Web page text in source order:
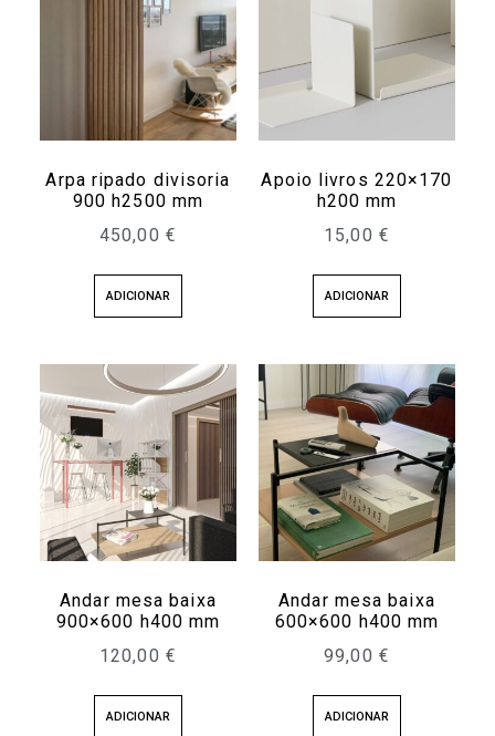
Arpa ripado divisoria
900 h2500 mm
450,00 €
ADICIONAR
Apoio livros 220×170
h200 mm
15,00 €
ADICIONAR
Andar mesa baixa
900×600 h400 mm
120,00 €
ADICIONAR
Andar mesa baixa
600×600 h400 mm
99,00 €
ADICIONAR